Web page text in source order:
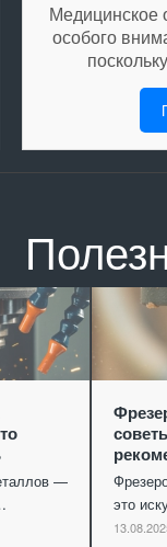
Медицинское
особого
—
это